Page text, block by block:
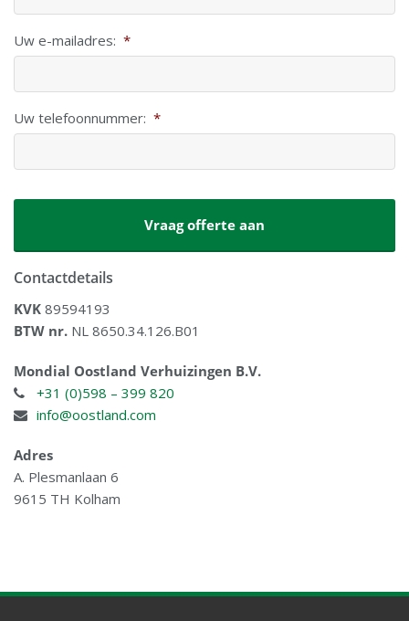
Uw e-mailadres: *
Uw telefoonnummer: *
Contactdetails
KVK 89594193
BTW nr. NL 8650.34.126.B01
Mondial Oostland Verhuizingen B.V.
+31 (0)598 – 399 820
info@oostland.com
Adres
A. Plesmanlaan 6
9615 TH Kolham